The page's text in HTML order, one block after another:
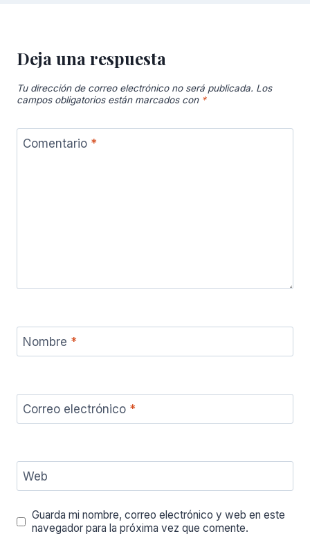
Deja una respuesta
Tu dirección de correo electrónico no será publicada. Los
campos obligatorios están marcados con *
Comentario *
Nombre *
Correo electrónico *
Web
Guarda mi nombre, correo electrónico y web en este
navegador para la próxima vez que comente.